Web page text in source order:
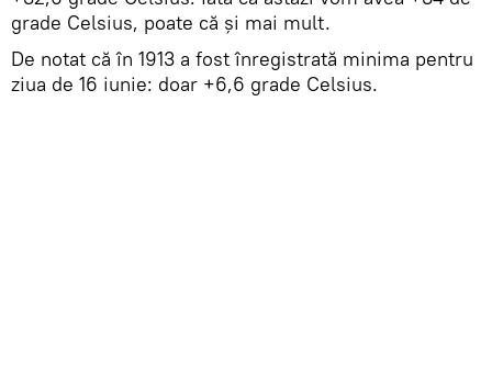
grade Celsius, poate că și mai mult.
De notat că în 1913 a fost înregistrată minima pentru
ziua de 16 iunie: doar +6,6 grade Celsius.